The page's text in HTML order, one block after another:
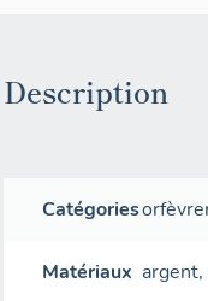
Description
Catégories
Matériaux argent,